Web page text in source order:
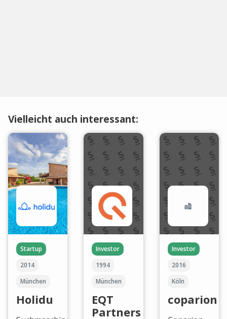
Vielleicht auch interessant:
Startup
2014
München
Holidu
Investor
1994
München
EQT
Partners
Investor
2016
Köln
coparion